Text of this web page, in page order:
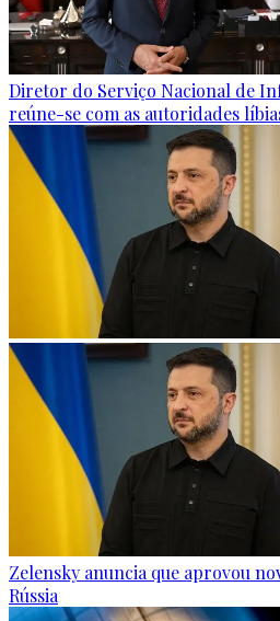
Diretor do Serviço Nacional de
reúne-se com as autoridades
Zelensky anuncia que aprovou
Rússia